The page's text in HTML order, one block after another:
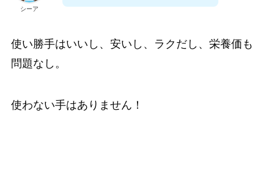
シーア
使い勝手はいいし、安いし、ラクだし、栄養価も
問題なし。
使わない手はありません！